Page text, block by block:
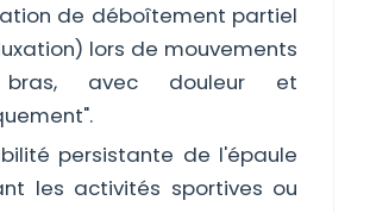
de déboîtement partiel
lors de mouvements
avec douleur et
persistante de l'épaule
les activités sportives ou